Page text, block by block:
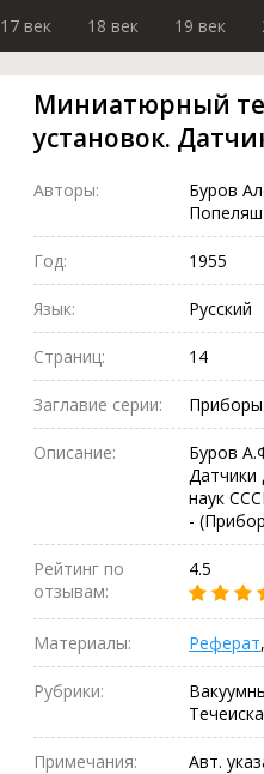
17 век 18 век 19 век
Миниатюрный
установок.
Авторы:
Буров
Попеляш
Год: 1955
Язык: Русский
Страниц: 14
Заглавие серии:
Описание:
Буров
Датчики
наук
-
Рейтинг по
отзывам:
4.5
Материалы: Реферат,
Рубрики:
Примечания: Авт.